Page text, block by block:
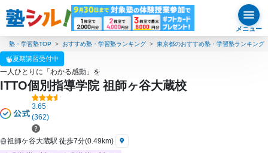
メニュー
塾・学習塾TOP おすすめ塾・学習塾ランキング 東京都のおすすめ塾・学習塾ランキング
夏期講習受付中
一人ひとりに「わかる感動」を
ITTO個別指導学院 祖師ヶ谷大蔵校
3.65
(362)
祖師ケ谷大蔵駅 徒歩7分(0.49km)